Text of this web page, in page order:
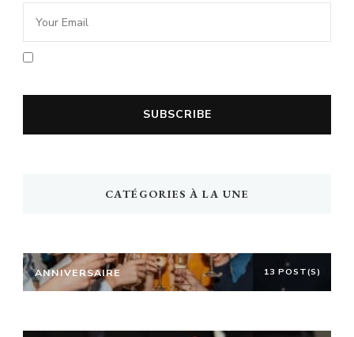
CATÉGORIES À LA UNE
ANNIVERSAIRE 13 POST(S)